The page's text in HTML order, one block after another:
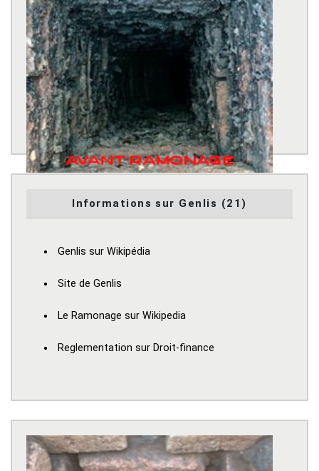
Informations sur Genlis (21)
Genlis sur Wikipédia
Site de Genlis
Le Ramonage sur Wikipedia
Reglementation sur Droit-finance